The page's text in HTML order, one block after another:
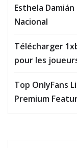
Esthela
Nacional
Télécharger
pour les
Top OnlyFans
Premium